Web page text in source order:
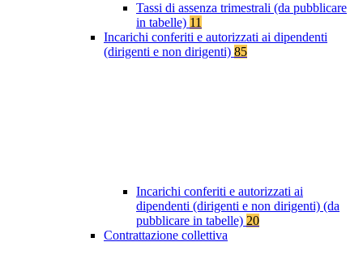
Tassi di assenza trimestrali (da pubblicare
in tabelle) 11
Incarichi conferiti e autorizzati ai dipendenti
(dirigenti e non dirigenti) 85
Incarichi conferiti e autorizzati ai
dipendenti (dirigenti e non dirigenti) (da
pubblicare in tabelle) 20
Contrattazione collettiva